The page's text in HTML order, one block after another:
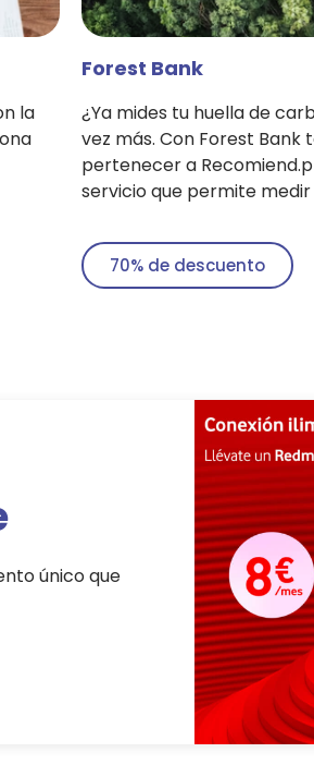
la
Forest Bank
¿Ya mides tu huella de
vez más. Con Forest Bank
pertenecer a
servicio que permite
70% de descuento
único que